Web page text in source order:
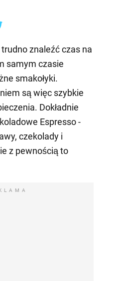
znaleźć czas na
samym czasie
smakołyki.
są więc szybkie
Dokładnie
Espresso -
czekolady i
z pewnością to